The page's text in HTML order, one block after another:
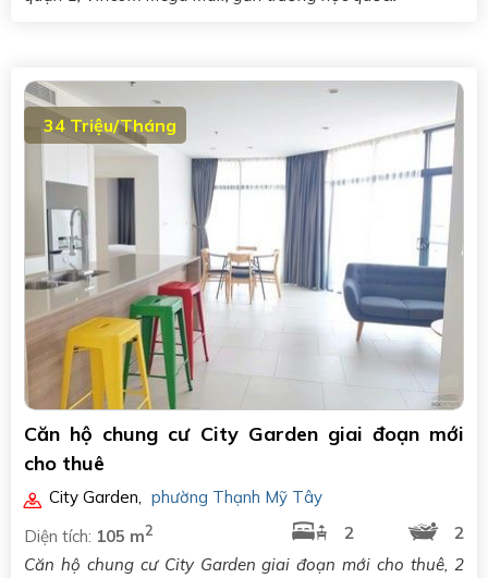
34 Triệu/Tháng
Căn hộ chung cư City Garden giai đoạn mới
cho thuê
City Garden, phường Thạnh Mỹ Tây
Diện tích: 105 m2 2
2
Căn hộ chung cư City Garden giai đoạn mới cho thuê, 2